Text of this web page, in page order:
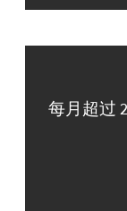
每月超过